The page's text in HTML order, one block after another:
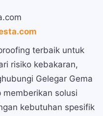
terbaik untuk
risiko kebakaran,
Gelegar Gema
memberikan solusi
kebutuhan spesifik